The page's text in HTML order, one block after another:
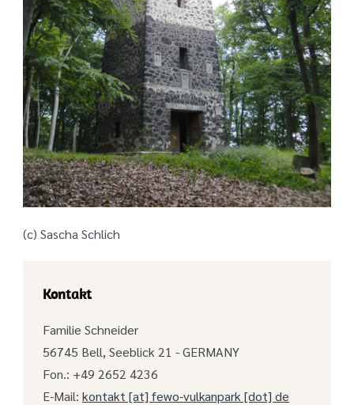
(c) Sascha Schlich
Kontakt
Familie Schneider
56745 Bell, Seeblick 21 - GERMANY
Fon.: +49 2652 4236
E-Mail: kontakt [at] fewo-vulkanpark [dot] de